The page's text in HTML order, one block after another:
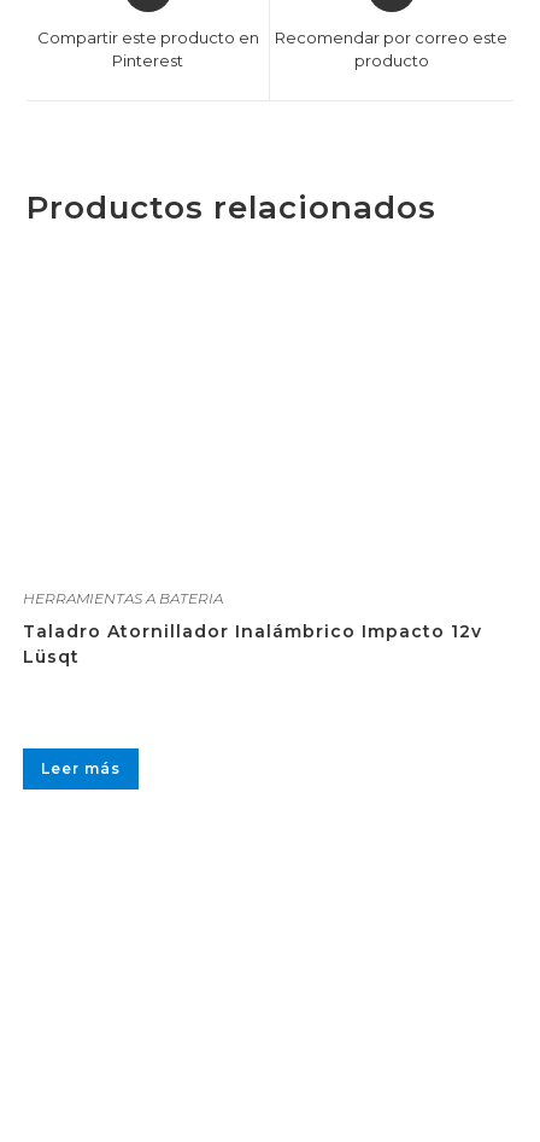
Compartir este producto en
Pinterest
Recomendar por correo este
producto
Productos relacionados
HERRAMIENTAS A BATERIA
Taladro Atornillador Inalámbrico Impacto 12v
Lüsqt
Leer más